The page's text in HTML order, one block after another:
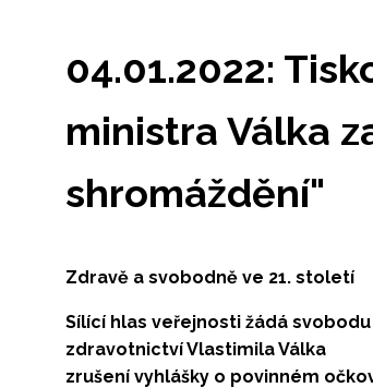
04.01.2022:
ministra Válka
shromáždění"
Zdravě a svobodně ve 21. století
Sílící hlas veřejnosti žádá
zdravotnictví Vlastimila Válka
zrušení vyhlášky o povinném